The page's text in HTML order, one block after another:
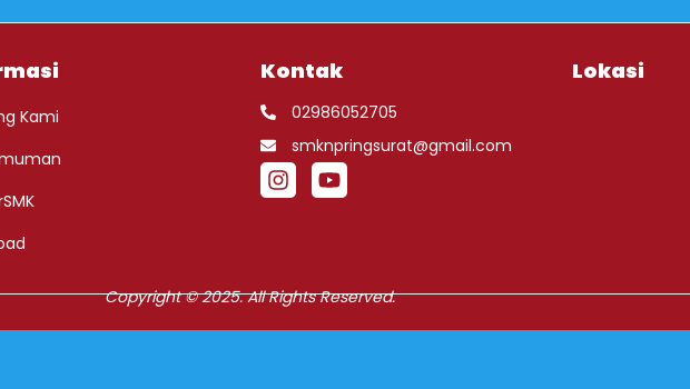
Kami
Kontak
02986052705
smknpringsurat@gmail.com
Lokasi
Copyright © 2025. All Rights Reserved.